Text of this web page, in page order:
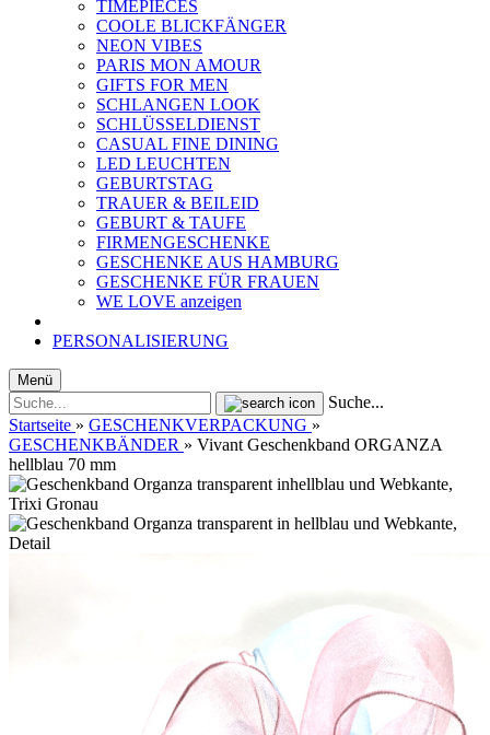
TIMEPIECES
COOLE BLICKFÄNGER
NEON VIBES
PARIS MON AMOUR
GIFTS FOR MEN
SCHLANGEN LOOK
SCHLÜSSELDIENST
CASUAL FINE DINING
LED LEUCHTEN
GEBURTSTAG
TRAUER & BEILEID
GEBURT & TAUFE
FIRMENGESCHENKE
GESCHENKE AUS HAMBURG
GESCHENKE FÜR FRAUEN
WE LOVE anzeigen
PERSONALISIERUNG
Menü
Suche...
Startseite » GESCHENKVERPACKUNG »
GESCHENKBÄNDER » Vivant Geschenkband ORGANZA
hellblau 70 mm